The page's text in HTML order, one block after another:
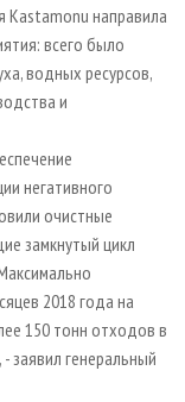
Kastamonu направила
всего было
водных ресурсов,
и
негативного
очистные
замкнутый цикл
2018 года на
150 тонн отходов в
заявил генеральный